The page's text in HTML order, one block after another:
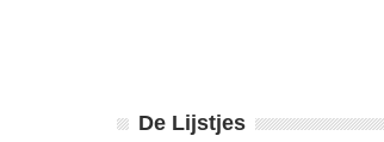
De Lijstjes